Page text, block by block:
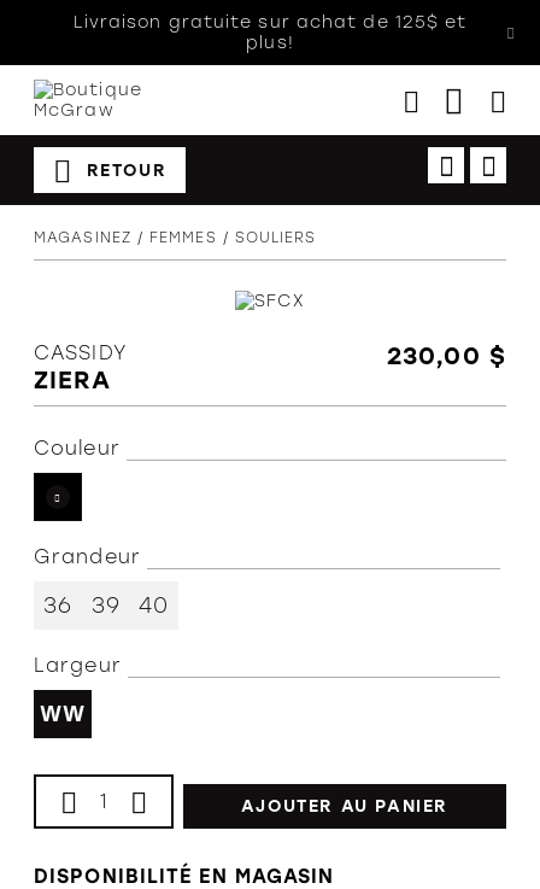
Livraison gratuite sur achat de 125$ et
plus!
Femmes
Enfants
Politiques et conditions d'achat
RETOUR
MAGASINEZ FEMMES SOULIERS
CASSIDY
ZIERA
230,00 $
Couleur
Grandeur
36 39 40
Largeur
WW
AJOUTER AU PANIER
DISPONIBILITÉ EN MAGASIN